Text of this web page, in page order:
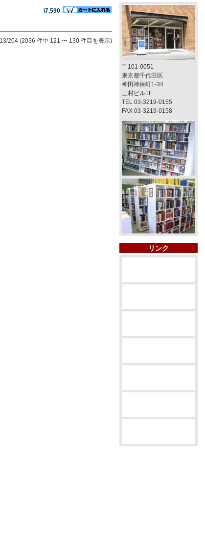
\7,590
204 (2036 件中 121 〜 130 件目を表示)
〒101-0051
東京都千代田区
神田神保町1-34
三村ビル1F
TEL 03-3219-0155
FAX 03-3219-0158
リンク